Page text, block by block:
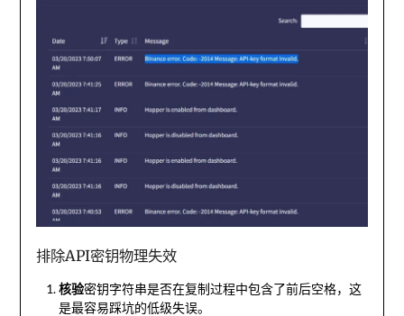
排除API密钥物理失效
核验密钥字符串是否在复制过程中包含了前后空格，这
是最容易踩坑的低级失误。